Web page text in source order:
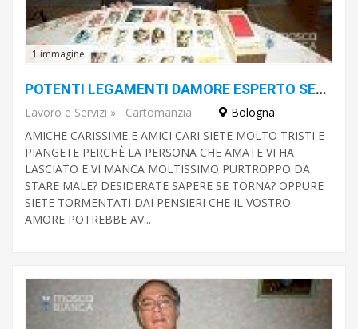
1 immagine
POTENTI LEGAMENTI DAMORE ESPERTO SENSITIVO CARTOMANTE SEBASTIANO
Lavoro e Servizi » Cartomanzia
Bologna
AMICHE CARISSIME E AMICI CARI SIETE MOLTO TRISTI E
PIANGETE PERCHÈ LA PERSONA CHE AMATE VI HA
LASCIATO E VI MANCA MOLTISSIMO PURTROPPO DA
STARE MALE? DESIDERATE SAPERE SE TORNA? OPPURE
SIETE TORMENTATI DAI PENSIERI CHE IL VOSTRO
AMORE POTREBBE AV...